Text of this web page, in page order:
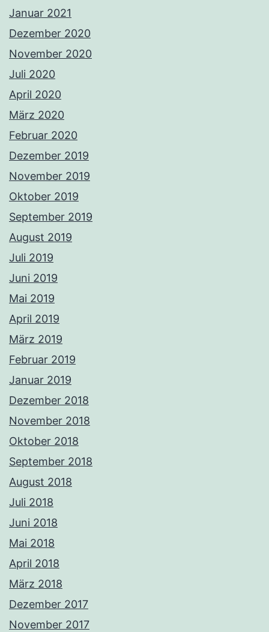
Januar 2021
Dezember 2020
November 2020
Juli 2020
April 2020
März 2020
Februar 2020
Dezember 2019
November 2019
Oktober 2019
September 2019
August 2019
Juli 2019
Juni 2019
Mai 2019
April 2019
März 2019
Februar 2019
Januar 2019
Dezember 2018
November 2018
Oktober 2018
September 2018
August 2018
Juli 2018
Juni 2018
Mai 2018
April 2018
März 2018
Dezember 2017
November 2017